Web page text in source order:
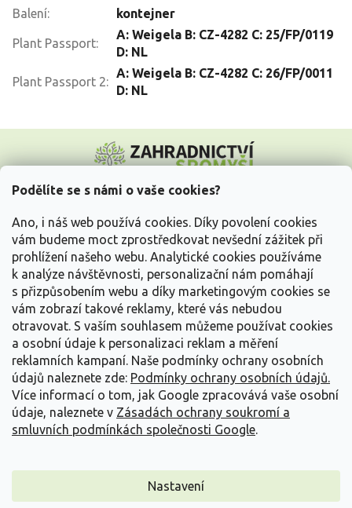
Podělíte se s námi o vaše cookies?
Ano, i náš web používá cookies. Díky povolení cookies
vám budeme moct zprostředkovat nevšední zážitek při
prohlížení našeho webu. Analytické cookies používáme
k analýze návštěvnosti, personalizační nám pomáhají
s přizpůsobením webu a díky marketingovým cookies se
vám zobrazí takové reklamy, které vás nebudou
otravovat. S vaším souhlasem můžeme používat cookies
a osobní údaje k personalizaci reklam a měření
reklamních kampaní. Naše podmínky ochrany osobních
údajů naleznete zde: Podmínky ochrany osobních údajů.
Více informací o tom, jak Google zpracovává vaše osobní
údaje, naleznete v Zásadách ochrany soukromí a
smluvních podmínkách společnosti Google.
Nastavení
Balení: kontejner
Plant Passport:
A: Weigela B: CZ-4282 C: 25/FP/0119
D: NL
Plant Passport 2:
A: Weigela B: CZ-4282 C: 26/FP/0011
D: NL
p
Vše o nákupu
Informace pro Vás
Kontakujte nás
Vytvořil Shoptet